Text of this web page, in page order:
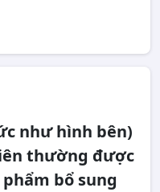
như hình bên)
thường được
bổ sung